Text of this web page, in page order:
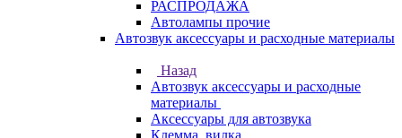
РАСПРОДАЖА
Автолампы прочие
Автозвук аксессуары и расходные материалы
Назад
Автозвук аксессуары и расходные
материалы
Аксессуары для автозвука
Клемма, вилка